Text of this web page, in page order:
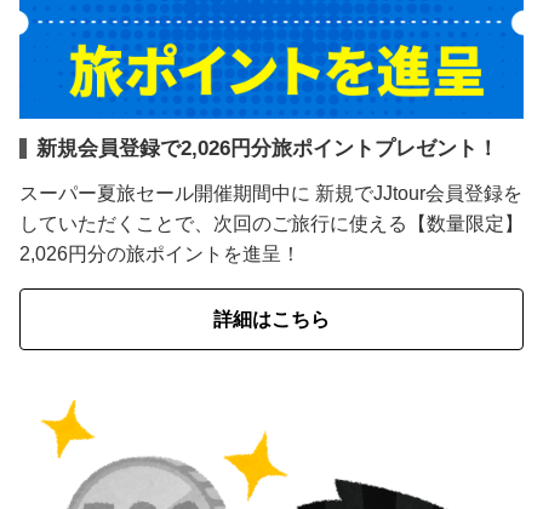
新規会員登録で2,026円分旅ポイントプレゼント！
スーパー夏旅セール開催期間中に 新規でJJtour会員登録を
していただくことで、次回のご旅行に使える【数量限定】
2,026円分の旅ポイントを進呈！
詳細はこちら